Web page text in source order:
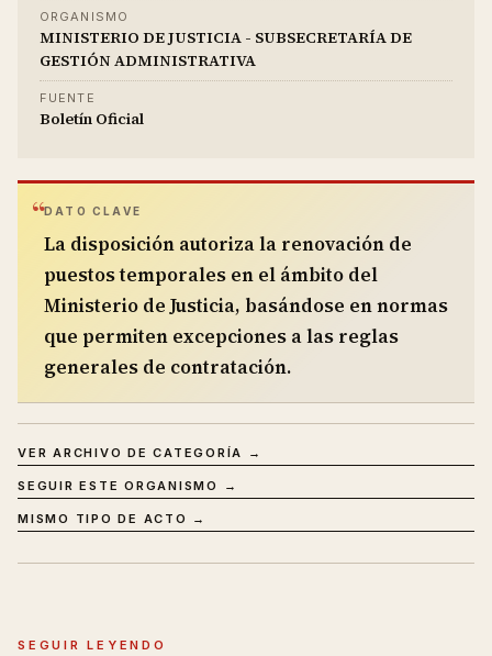
ORGANISMO
MINISTERIO DE JUSTICIA - SUBSECRETARÍA DE
GESTIÓN ADMINISTRATIVA
FUENTE
Boletín Oficial
DATO CLAVE
La disposición autoriza la renovación de
puestos temporales en el ámbito del
Ministerio de Justicia, basándose en normas
que permiten excepciones a las reglas
generales de contratación.
VER ARCHIVO DE CATEGORÍA →
SEGUIR ESTE ORGANISMO →
MISMO TIPO DE ACTO →
SEGUIR LEYENDO